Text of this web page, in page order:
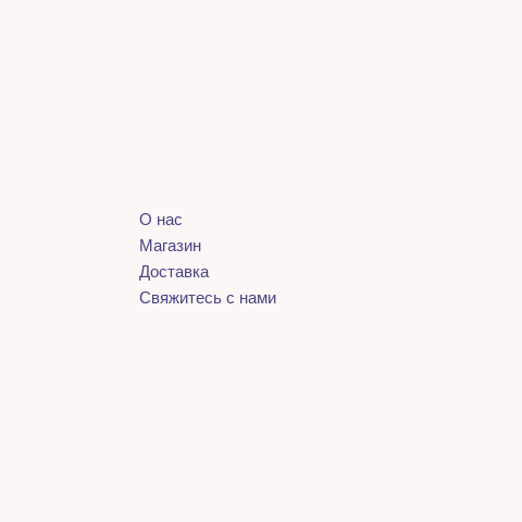
О нас
Магазин
Доставка
Свяжитесь с нами